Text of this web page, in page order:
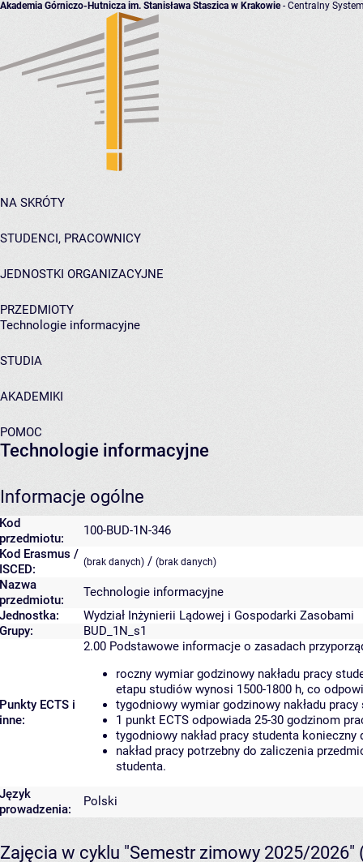
Akademia Górniczo-Hutnicza im. Stanisława Staszica w Krakowie- Centralny
NA SKRÓTY
STUDENCI, PRACOWNICY
JEDNOSTKI ORGANIZACYJNE
PRZEDMIOTY
Technologie informacyjne
STUDIA
AKADEMIKI
POMOC
Technologie informacyjne
Informacje ogólne
Kod
przedmiotu:
100-BUD-1N-346
Kod Erasmus /
ISCED:
(brak danych) / (brak danych)
Nazwa
przedmiotu:
Technologie informacyjne
Jednostka:
Wydział Inżynierii Lądowej i Gospodarki Zasobami
Grupy:
BUD_1N_s1
Punkty ECTS i
inne:
2.00 Podstawowe informacje o zasadach
roczny wymiar godzinowy nakładu pracy
etapu studiów wynosi 1500-1800 h, co
tygodniowy wymiar godzinowy nakładu
1 punkt ECTS odpowiada 25-30 godzinom
tygodniowy nakład pracy studenta
nakład pracy potrzebny do zaliczenia
studenta.
Język
prowadzenia:
Polski
Zajęcia w cyklu "Semestr zimowy 2025/2026"